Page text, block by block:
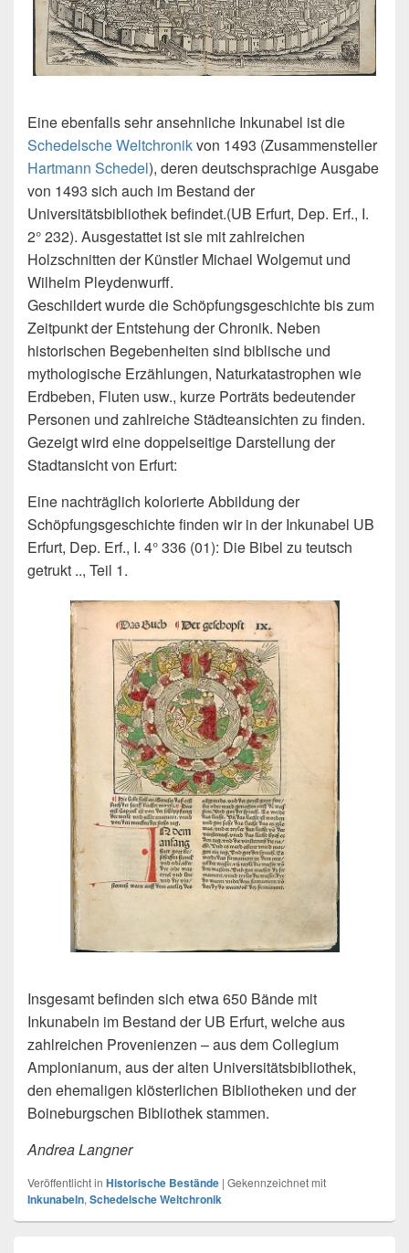
Eine ebenfalls sehr ansehnliche Inkunabel ist die
Schedelsche Weltchronikvon 1493 (Zusammensteller
Hartmann Schedel), deren deutschsprachige Ausgabe
von 1493 sich auch im Bestand der
Universitätsbibliothek befindet.(UB Erfurt, Dep. Erf., I.
2° 232). Ausgestattet ist sie mit zahlreichen
Holzschnitten der Künstler Michael Wolgemut und
Wilhelm Pleydenwurff.
Geschildert wurde die Schöpfungsgeschichte bis zum
Zeitpunkt der Entstehung der Chronik. Neben
historischen Begebenheiten sind biblische und
mythologische Erzählungen, Naturkatastrophen wie
Erdbeben, Fluten usw., kurze Porträts bedeutender
Personen und zahlreiche Städteansichten zu finden.
Gezeigt wird eine doppelseitige Darstellung der
Stadtansicht von Erfurt:
Eine nachträglich kolorierte Abbildung der
Schöpfungsgeschichte finden wir in der Inkunabel UB
Erfurt, Dep. Erf., I. 4° 336 (01): Die Bibel zu teutsch
getrukt .., Teil 1.
Insgesamt befinden sich etwa 650 Bände mit
Inkunabeln im Bestand der UB Erfurt, welche aus
zahlreichen Provenienzen – aus dem Collegium
Amplonianum, aus der alten Universitätsbibliothek,
den ehemaligen klösterlichen Bibliotheken und der
Boineburgschen Bibliothek stammen.
Andrea Langner
Veröffentlicht in Historische Bestände | Gekennzeichnet mit
Inkunabeln, Schedelsche Weltchronik